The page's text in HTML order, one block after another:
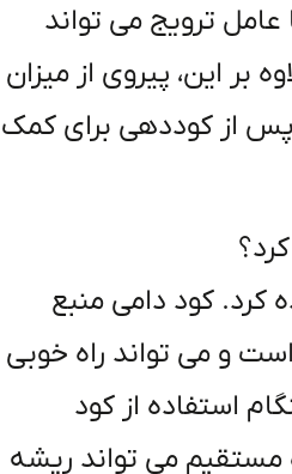
ترویج می تواند
بر این، پیروی از میزان
از کوددهی برای کمک
کرد. کود دامی منبع
و می تواند راه خوبی
استفاده از کود
مستقیم می تواند ریشه